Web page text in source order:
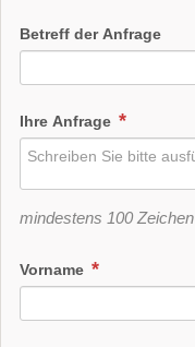
Betreff der Anfrage
Ihre Anfrage
mindestens 100 Zeichen
Vorname